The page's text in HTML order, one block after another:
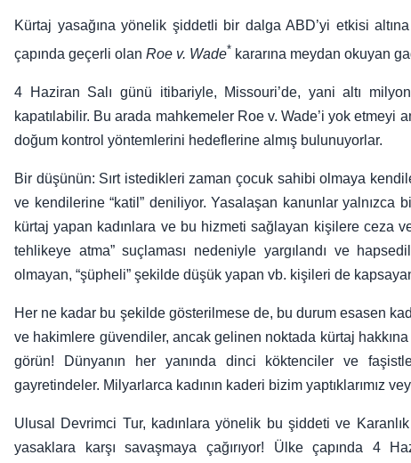
Kürtaj yasağına yönelik şiddetli bir dalga ABD’yi etkisi
çapında geçerli olan Roe v. Wade* kararına meydan okuyan
4 Haziran Salı günü itibariyle, Missouri’de, yani altı
kapatılabilir. Bu arada mahkemeler Roe v. Wade’i yok etmeyi
doğum kontrol yöntemlerini hedeflerine almış bulunuyorlar.
Bir düşünün: Sırt istedikleri zaman çocuk sahibi olmaya
ve kendilerine “katil” deniliyor. Yasalaşan kanunlar yalnızca
kürtaj yapan kadınlara ve bu hizmeti sağlayan kişilere ceza
tehlikeye atma” suçlaması nedeniyle yargılandı ve
olmayan, “şüpheli” şekilde düşük yapan vb. kişileri de
Her ne kadar bu şekilde gösterilmese de, bu durum esasen
ve hakimlere güvendiler, ancak gelinen noktada kürtaj hakkına
görün! Dünyanın her yanında dinci köktenciler ve
gayretindeler. Milyarlarca kadının kaderi bizim yaptıklarımız
Ulusal Devrimci Tur, kadınlara yönelik bu şiddeti ve
yasaklara karşı savaşmaya çağırıyor! Ülke çapında 4